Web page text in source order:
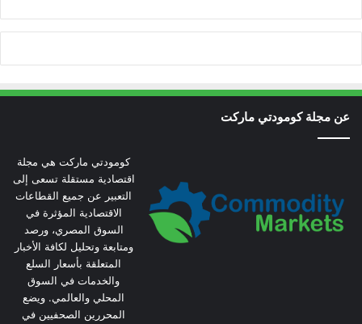
عن مجلة كومودتي ماركت
كومودتي ماركت هي مجلة
اقتصادية مستقلة تسعى إلى
التعبير عن جميع القطاعات
الاقتصادية المؤثرة في
السوق المصري، ورصد
ومتابعة وتحليل لكافة الأخبار
المتعلقة بأسعار السلع
والخدمات في السوق
المحلي والعالمي. ويضع
المحررين الصحفيين في